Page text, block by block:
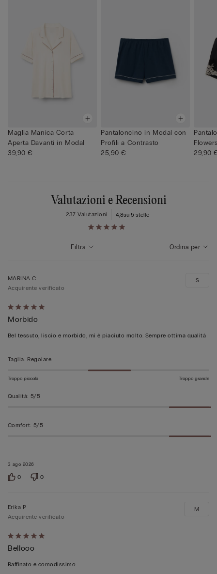
Maglia Manica Corta
Aperta Davanti in Modal
39,90 €
Pantaloncino in Modal con
Profili a Contrasto
25,90 €
29,90
Valutazioni e Recensioni
4,8su 5 stelle
237 Valutazioni
Ordina per
Filtra
Valutato
5
su
3 ago 2026
MARINA C
Acquirente verificato
Morbido
Bel tessuto, liscio e morbido, mi è piaciuto molto. Sempre ottima qualità
S
Taglia: Regolare
Troppo piccola Troppo grande
Qualità: 5/5
Comfort: 5/5
0 0
Valutato
5
su
Erika P
Acquirente verificato
Bellooo
Raffinato e comodissimo
M